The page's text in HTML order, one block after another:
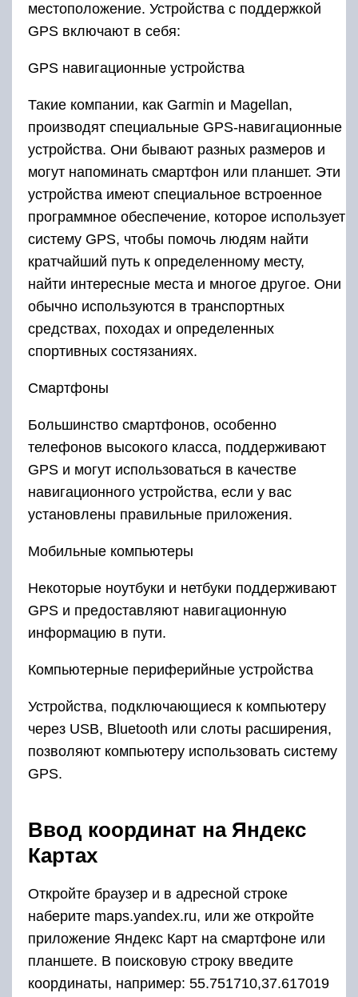
местоположение. Устройства с поддержкой
GPS включают в себя:
GPS навигационные устройства
Такие компании, как Garmin и Magellan,
производят специальные GPS-навигационные
устройства. Они бывают разных размеров и
могут напоминать смартфон или планшет. Эти
устройства имеют специальное встроенное
программное обеспечение, которое использует
систему GPS, чтобы помочь людям найти
кратчайший путь к определенному месту,
найти интересные места и многое другое. Они
обычно используются в транспортных
средствах, походах и определенных
спортивных состязаниях.
Смартфоны
Большинство смартфонов, особенно
телефонов высокого класса, поддерживают
GPS и могут использоваться в качестве
навигационного устройства, если у вас
установлены правильные приложения.
Мобильные компьютеры
Некоторые ноутбуки и нетбуки поддерживают
GPS и предоставляют навигационную
информацию в пути.
Компьютерные периферийные устройства
Устройства, подключающиеся к компьютеру
через USB, Bluetooth или слоты расширения,
позволяют компьютеру использовать систему
GPS.
Ввод координат на Яндекс
Картах
Откройте браузер и в адресной строке
наберите maps.yandex.ru, или же откройте
приложение Яндекс Карт на смартфоне или
планшете. В поисковую строку введите
координаты, например: 55.751710,37.617019